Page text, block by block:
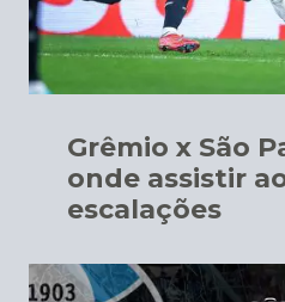
Grêmio x São
onde assistir
escalações